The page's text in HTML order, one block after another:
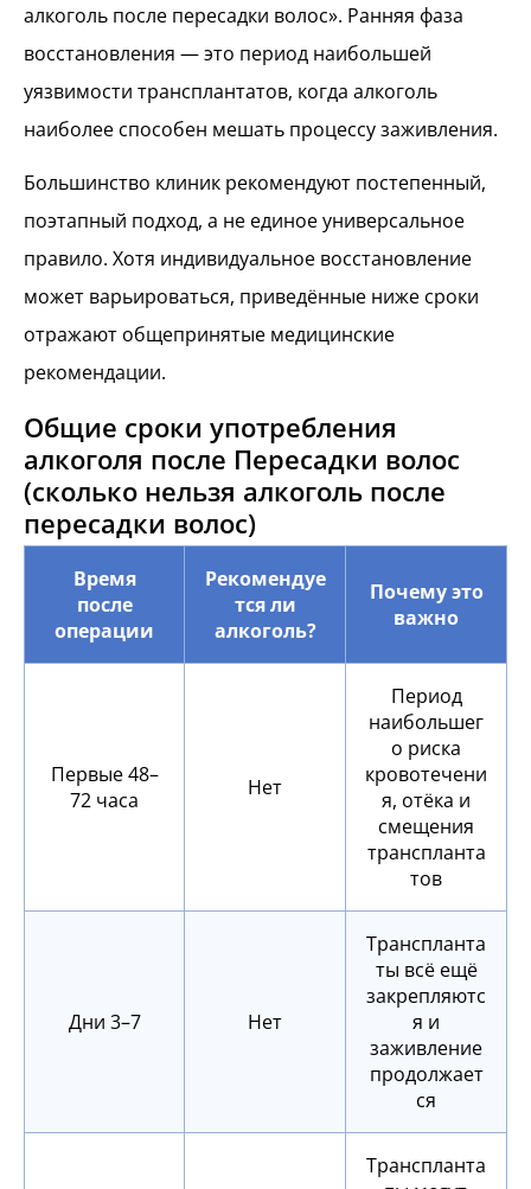
алкоголь после пересадки волос». Ранняя фаза
восстановления — это период наибольшей
уязвимости трансплантатов, когда алкоголь
наиболее способен мешать процессу заживления.
Большинство клиник рекомендуют постепенный,
поэтапный подход, а не единое универсальное
правило. Хотя индивидуальное восстановление
может варьироваться, приведённые ниже сроки
отражают общепринятые медицинские
рекомендации.
Общие сроки употребления
алкоголя после Пересадки волос
(сколько нельзя алкоголь после
пересадки волос)
Время
после
операции
Рекомендуе
тся ли
алкоголь?
Почему это
важно
Первые 48–
72 часа
Нет
Период
наибольшег
о риска
кровотечени
я, отёка и
смещения
транспланта
тов
Дни 3–7 Нет
Транспланта
ты всё ещё
закрепляютс
я и
заживление
продолжает
ся
Транспланта